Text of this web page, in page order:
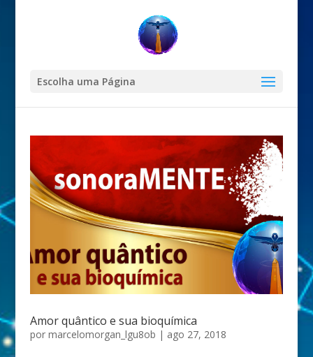
Escolha uma Página
Amor quântico e sua bioquímica
por marcelomorgan_lgu8ob | ago 27, 2018